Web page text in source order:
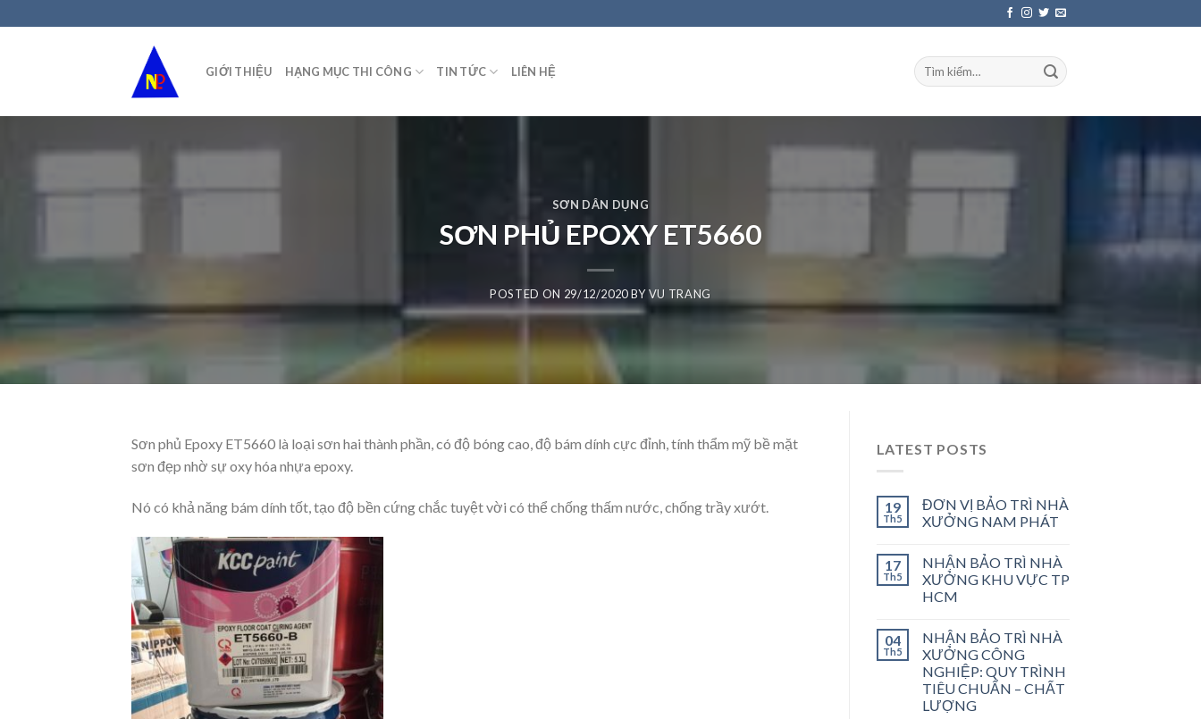
to
GIỚI THIỆU HẠNG MỤC THI CÔNG TIN TỨC LIÊN HỆ
SƠN DÂN DỤNG
SƠN PHỦ EPOXY ET5660
POSTED ON 29/12/2020BYVU TRANG
Sơn phủ Epoxy ET5660 là loại sơn hai thành phần, có độ bóng cao, độ bám dính cực đỉnh, tính thẩm mỹ bề mặt
sơn đẹp nhờ sự oxy hóa nhựa epoxy.
Nó có khả năng bám dính tốt, tạo độ bền cứng chắc tuyệt vời có thể chống thấm nước, chống trầy xướt.
LATEST POSTS
19
Th5
ĐƠN VỊ BẢO TRÌ NHÀ
XƯỞNG NAM PHÁT
17
Th5
NHẬN BẢO TRÌ NHÀ
XƯỞNG KHU VỰC TP
HCM
04
Th5
NHẬN BẢO TRÌ NHÀ
XƯỞNG CÔNG
NGHIỆP: QUY TRÌNH
TIÊU CHUẨN – CHẤT
LƯỢNG